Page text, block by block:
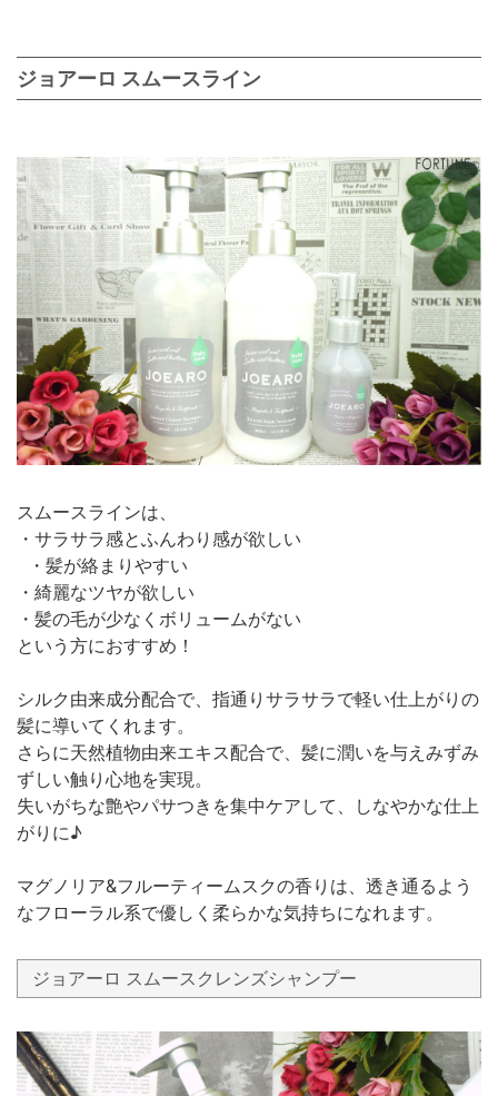
ジョアーロ スムースライン
スムースラインは、
・サラサラ感とふんわり感が欲しい
・髪が絡まりやすい
・綺麗なツヤが欲しい
・髪の毛が少なくボリュームがない
という方におすすめ！
シルク由来成分配合で、指通りサラサラで軽い仕上がりの
髪に導いてくれます。
さらに天然植物由来エキス配合で、髪に潤いを与えみずみ
ずしい触り心地を実現。
失いがちな艶やパサつきを集中ケアして、しなやかな仕上
がりに♪
マグノリア&フルーティームスクの香りは、透き通るよう
なフローラル系で優しく柔らかな気持ちになれます。
ジョアーロ スムースクレンズシャンプー